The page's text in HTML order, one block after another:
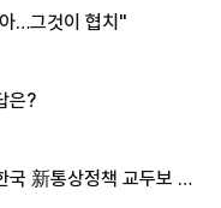
…그것이 협치"
은?
新통상정책 교두보 활